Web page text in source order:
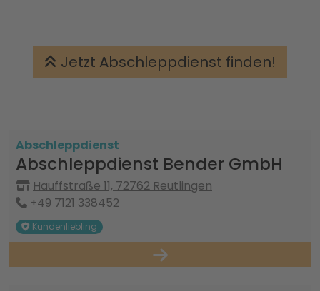
Jetzt Abschleppdienst finden!
Abschleppdienst
Abschleppdienst Bender GmbH
Hauffstraße 11, 72762 Reutlingen
+49 7121 338452
Kundenliebling